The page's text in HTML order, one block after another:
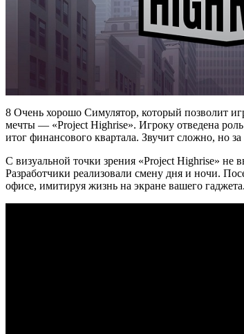
8 Очень хорошо Симулятор, который позволит
мечты — «Project Highrise». Игроку отведена
итог финансового квартала. Звучит сложно, но
С визуальной точки зрения «Project Highrise» не
Разработчики реализовали смену дня и ночи.
офисе, имитируя жизнь на экране вашего гаджета.